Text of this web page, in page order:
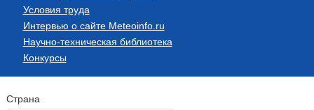
Условия труда
Интервью о сайте Meteoinfo.ru
Научно-техническая библиотека
Конкурсы
Страна